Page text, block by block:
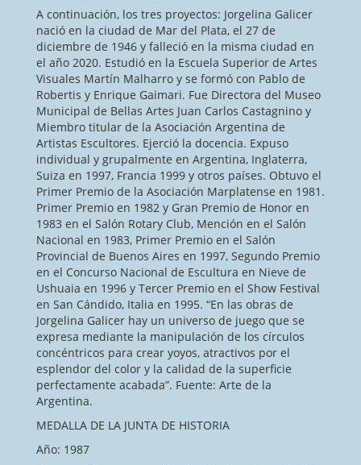
A continuación, los tres proyectos: Jorgelina Galicer
nació en la ciudad de Mar del Plata, el 27 de
diciembre de 1946 y falleció en la misma ciudad en
el año 2020. Estudió en la Escuela Superior de Artes
Visuales Martín Malharro y se formó con Pablo de
Robertis y Enrique Gaimari. Fue Directora del Museo
Municipal de Bellas Artes Juan Carlos Castagnino y
Miembro titular de la Asociación Argentina de
Artistas Escultores. Ejerció la docencia. Expuso
individual y grupalmente en Argentina, Inglaterra,
Suiza en 1997, Francia 1999 y otros países. Obtuvo el
Primer Premio de la Asociación Marplatense en 1981.
Primer Premio en 1982 y Gran Premio de Honor en
1983 en el Salón Rotary Club, Mención en el Salón
Nacional en 1983, Primer Premio en el Salón
Provincial de Buenos Aires en 1997, Segundo Premio
en el Concurso Nacional de Escultura en Nieve de
Ushuaia en 1996 y Tercer Premio en el Show Festival
en San Cándido, Italia en 1995. “En las obras de
Jorgelina Galicer hay un universo de juego que se
expresa mediante la manipulación de los círculos
concéntricos para crear yoyos, atractivos por el
esplendor del color y la calidad de la superficie
perfectamente acabada”. Fuente: Arte de la
Argentina.
MEDALLA DE LA JUNTA DE HISTORIA
Año: 1987